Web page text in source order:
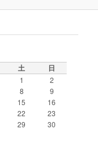
土 日
1
2
8
9
15
16
22
23
29
30